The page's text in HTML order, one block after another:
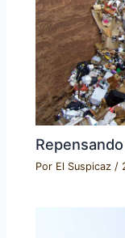
Por El Suspicaz/